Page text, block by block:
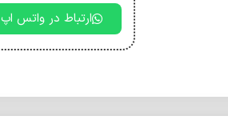
ارتباط در واتس اپ